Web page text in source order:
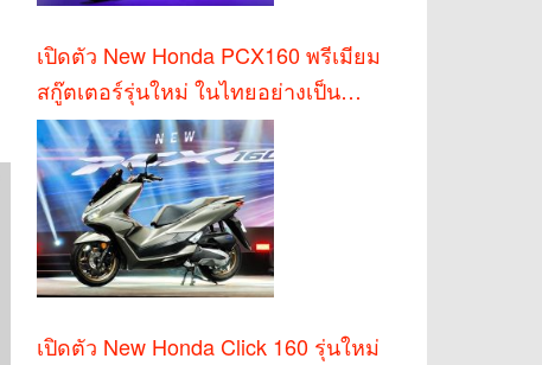
เปิดตัว New Honda PCX160 พรีเมียม
สกู๊ตเตอร์รุ่นใหม่ ในไทยอย่างเป็น
ทางการ
เปิดตัว New Honda Click 160 รุ่นใหม่